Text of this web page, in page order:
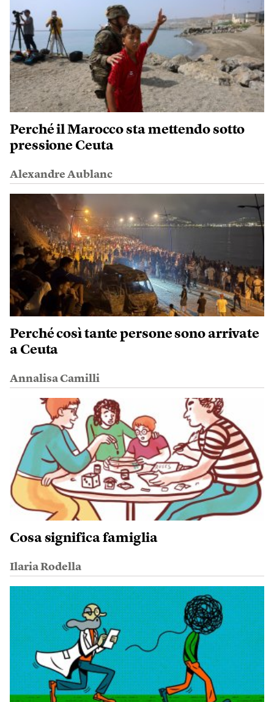
Perché il Marocco sta mettendo sotto
pressione Ceuta
Alexandre Aublanc
Perché così tante persone sono arrivate
a Ceuta
Annalisa Camilli
Cosa significa famiglia
Ilaria Rodella